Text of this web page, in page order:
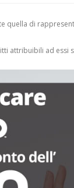
di
attribuibili ad essi